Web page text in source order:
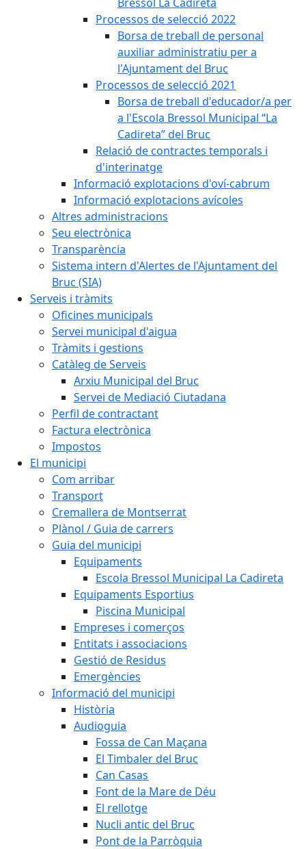
Processos de selecció 2022
Borsa de treball de personal
auxiliar administratiu per a
l'Ajuntament del Bruc
Processos de selecció 2021
Borsa de treball d'educador/a per
a l'Escola Bressol Municipal “La
Cadireta” del Bruc
Relació de contractes temporals i
d'interinatge
Informació explotacions d'oví-cabrum
Informació explotacions avícoles
Altres administracions
Seu electrònica
Transparència
Sistema intern d'Alertes de l'Ajuntament del
Bruc (SIA)
Serveis i tràmits
Oficines municipals
Servei municipal d'aigua
Tràmits i gestions
Catàleg de Serveis
Arxiu Municipal del Bruc
Servei de Mediació Ciutadana
Perfil de contractant
Factura electrònica
Impostos
El municipi
Com arribar
Transport
Cremallera de Montserrat
Plànol / Guia de carrers
Guia del municipi
Equipaments
Escola Bressol Municipal La Cadireta
Equipaments Esportius
Piscina Municipal
Empreses i comerços
Entitats i associacions
Gestió de Residus
Emergències
Informació del municipi
Història
Audioguia
Fossa de Can Maçana
El Timbaler del Bruc
Can Casas
Font de la Mare de Déu
El rellotge
Nucli antic del Bruc
Pont de la Parròquia